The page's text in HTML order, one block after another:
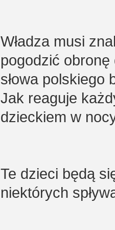
Władza musi
pogodzić obronę
słowa polskiego
Jak reaguje
dzieckiem w
Te dzieci będą
niektórych